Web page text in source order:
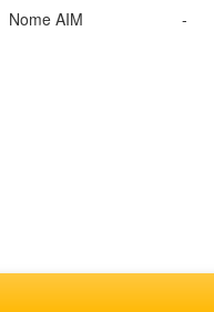
Nome AIM
-